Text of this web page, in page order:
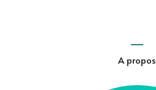
A propos